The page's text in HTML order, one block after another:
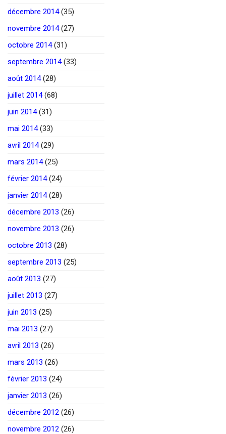
décembre 2014(35)
novembre 2014(27)
octobre 2014(31)
septembre 2014(33)
août 2014(28)
juillet 2014(68)
juin 2014(31)
mai 2014(33)
avril 2014(29)
mars 2014(25)
février 2014(24)
janvier 2014(28)
décembre 2013 (26)
novembre 2013 (26)
octobre 2013 (28)
septembre 2013 (25)
août 2013 (27)
juillet 2013 (27)
juin 2013 (25)
mai 2013 (27)
avril 2013 (26)
mars 2013 (26)
février 2013 (24)
janvier 2013 (26)
décembre 2012 (26)
novembre 2012 (26)